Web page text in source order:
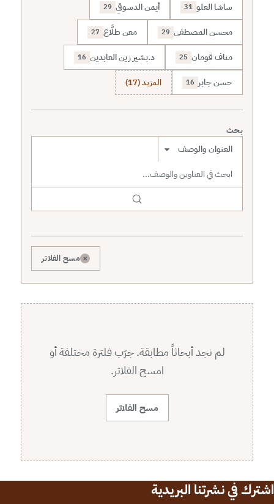
ساشا العلو 31 أيمن الدسوقي 29
محسن المصطفى 29 معن طلَّاع 27
مناف قومان 25 د.بشير زين العابدين 16
حسن جابر 16 المزيد (17)
بحث
نطاق البحث
× مسح الفلاتر
لم نجد أبحاثاً مطابقة. جرّب فلترة مختلفة أو
امسح الفلاتر.
مسح الفلاتر
اشترك في نشرتنا البريدية